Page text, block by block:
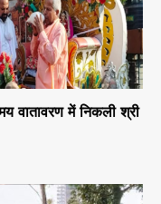
वातावरण में निकली श्री